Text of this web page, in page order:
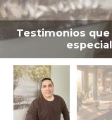
Testimonios que